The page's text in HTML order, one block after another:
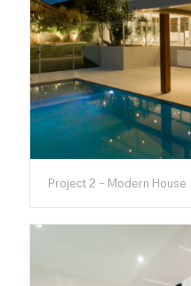
Project 2 – Modern House